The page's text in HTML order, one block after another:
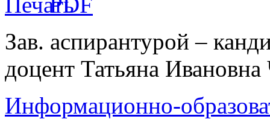
Зав. аспирантурой –
доцент Татьяна Ивановна
Информационно-